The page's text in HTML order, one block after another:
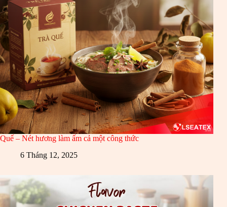
Quế – Nét hương làm ấm cả một công thức
6 Tháng 12, 2025